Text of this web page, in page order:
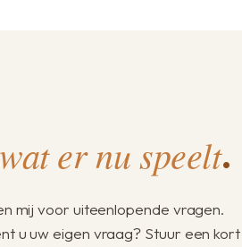
wat er nu speelt.
mij voor uiteenlopende vragen.
u uw eigen vraag? Stuur een kort